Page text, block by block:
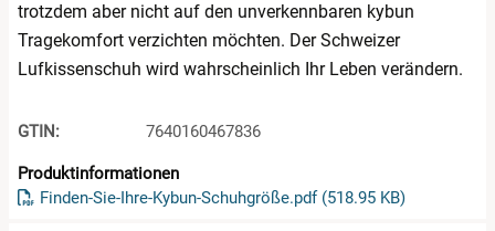
trotzdem aber nicht auf den unverkennbaren kybun
Tragekomfort verzichten möchten. Der Schweizer
Lufkissenschuh wird wahrscheinlich Ihr Leben verändern.
GTIN: 7640160467836
Produktinformationen
Finden-Sie-Ihre-Kybun-Schuhgröße.pdf (518.95 KB)öffnet in